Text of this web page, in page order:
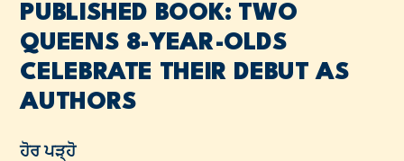
PUBLISHED BOOK: TWO
QUEENS 8-YEAR-OLDS
CELEBRATE THEIR DEBUT AS
AUTHORS
ਹੋਰ ਪੜ੍ਹੋ